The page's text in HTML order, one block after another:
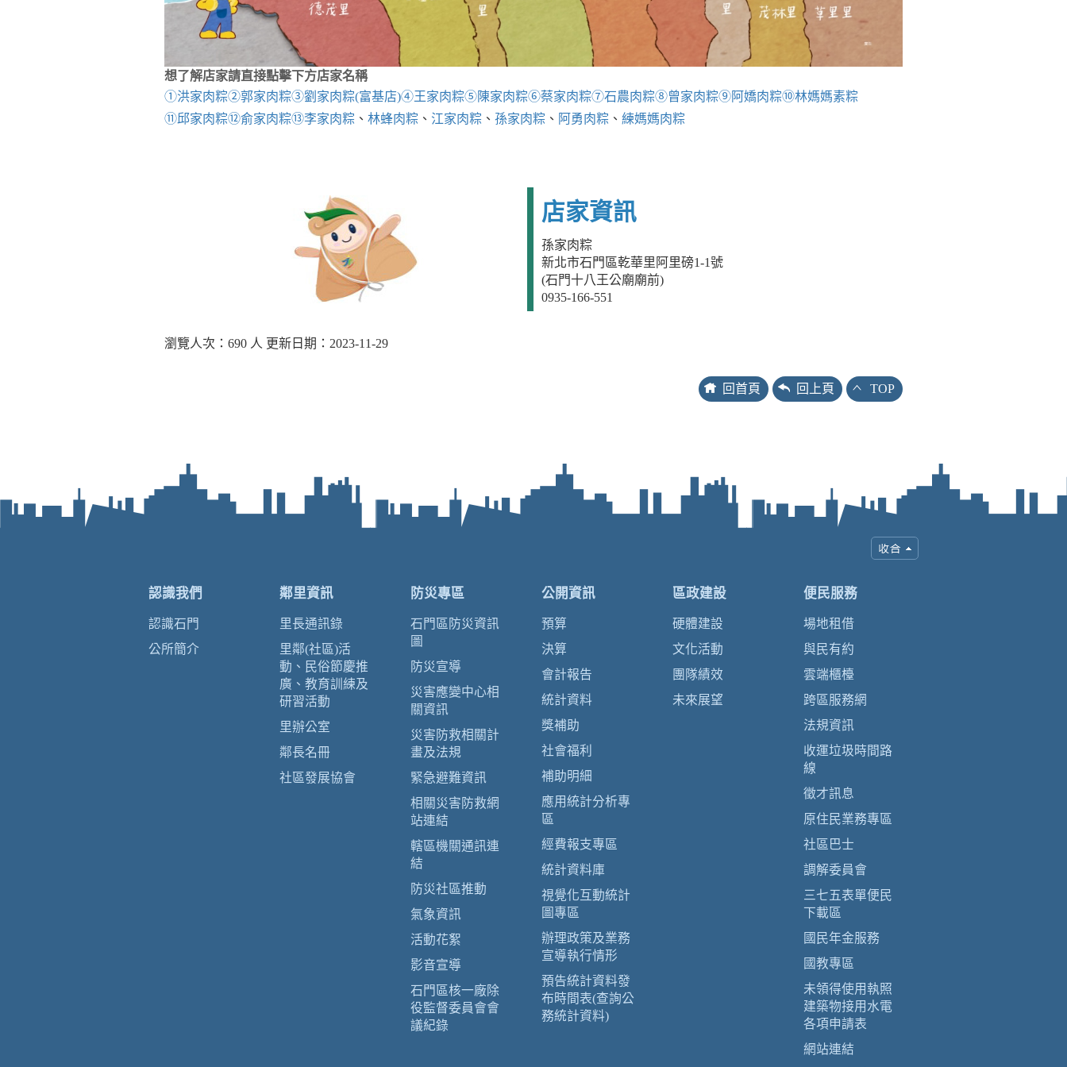
想了解店家請直接點擊下方店家名稱
①洪家肉粽②郭家肉粽③劉家肉粽(富基店)④王家肉粽⑤陳家肉粽⑥蔡家肉粽⑦石農肉粽⑧曾家肉粽⑨阿嬌肉粽⑩林媽媽素粽
⑪邱家肉粽⑫俞家肉粽⑬李家肉粽 、 林蜂肉粽 、 江家肉粽 、 孫家肉粽 、 阿勇肉粽 、 練媽媽肉粽
店家資訊
孫家肉粽
新北市石門區乾華里阿里磅1-1號
(石門十八王公廟廟前)
0935-166-551
瀏覽人次：690 人 更新日期：2023-11-29
回首頁 回上頁 TOP
認識我們
認識石門
公所簡介
鄰里資訊
里長通訊錄
里鄰(社區)活
動、民俗節慶推
廣、教育訓練及
研習活動
里辦公室
鄰長名冊
社區發展協會
防災專區
石門區防災資訊
圖
防災宣導
災害應變中心相
關資訊
災害防救相關計
畫及法規
緊急避難資訊
相關災害防救網
站連結
轄區機關通訊連
結
防災社區推動
氣象資訊
活動花絮
影音宣導
石門區核一廠除
役監督委員會會
議紀錄
公開資訊
預算
決算
會計報告
統計資料
獎補助
社會福利
補助明細
應用統計分析專
區
經費報支專區
統計資料庫
視覺化互動統計
圖專區
辦理政策及業務
宣導執行情形
預告統計資料發
布時間表(查詢公
務統計資料)
區政建設
硬體建設
文化活動
團隊績效
未來展望
便民服務
場地租借
與民有約
雲端櫃檯
跨區服務網
法規資訊
收運垃圾時間路
線
徵才訊息
原住民業務專區
社區巴士
調解委員會
三七五表單便民
下載區
國民年金服務
國教專區
未領得使用執照
建築物接用水電
各項申請表
網站連結